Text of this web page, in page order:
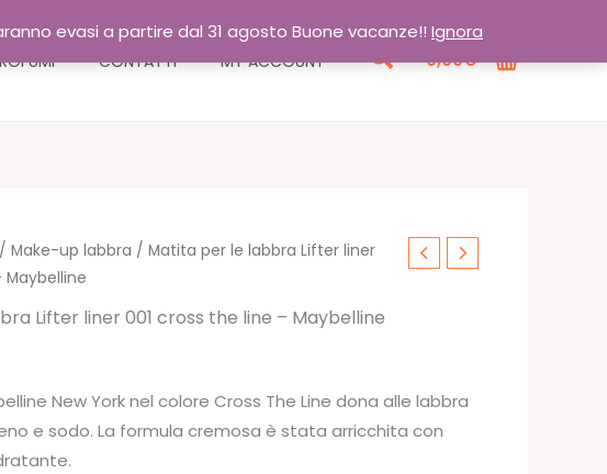
evasi a partire dal 31 agosto Buone vacanze!! Ignora
CONTATTI MY ACCOUNT Cerca
0,00€
/ Make-up labbra / Matita per le labbra Lifter liner
Maybelline
Lifter liner 001 cross the line – Maybelline
New York nel colore Cross The Line dona alle labbra
e sodo. La formula cremosa è stata arricchita con